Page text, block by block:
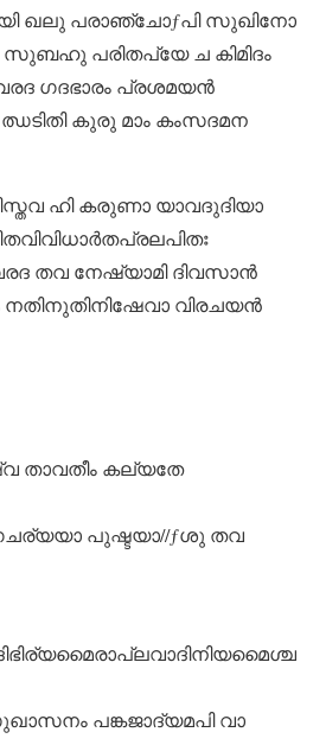
ഖലു പരാഞ്ചോƒപി സുഖിനോ
സുബഹു പരിതപ്യേ ച കിമിദം
ഗദഭാരം പ്രശമയൻ
കുരു മാം കംസദമന
ഹി കരുണാ യാവദുദിയാ
തവ നേഷ്യാമി ദിവസാൻ
വിരചയൻ
താവതീം കല്യതേ
പുഷ്ടയാ//ƒശു തവ
പങ്കജാദ്യമപി വാ